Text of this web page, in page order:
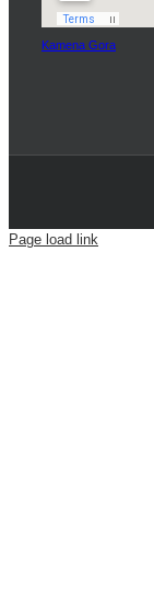
Kamena Gora
Page load link